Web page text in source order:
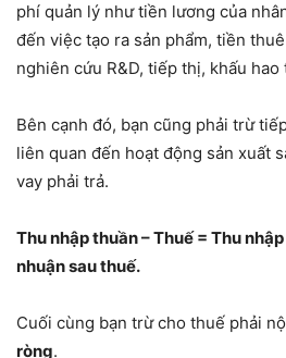
phí quản lý như tiền lương của
đến việc tạo ra sản phẩm, tiền
nghiên cứu R&D, tiếp thị, khấu
Bên cạnh đó, bạn cũng phải trừ
liên quan đến hoạt động sản xuất
vay phải trả.
Thu nhập thuần – Thuế = Thu
nhuận sau thuế.
Cuối cùng bạn trừ cho thuế phải
ròng.